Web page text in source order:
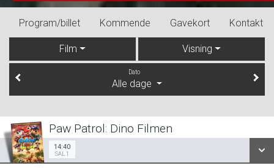
Program/billet Kommende Gavekort Kontakt
Film Visning
Dato
Alle dage
Paw Patrol: Dino Filmen
14:40
SAL 1
Sal 1